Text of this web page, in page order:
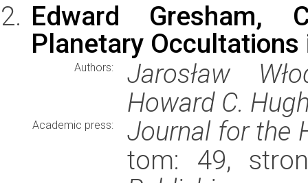
Edward Gresham,
Planetary
Authors:
Jarosław
Howard C.
Academic press:
Journal for the
tom: 49,